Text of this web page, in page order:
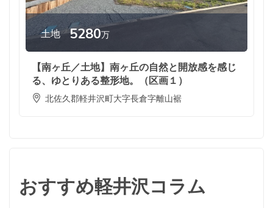
土地 5280万
【南ヶ丘／土地】南ヶ丘の自然と開放感を感じ
る、ゆとりある整形地。（区画１）
北佐久郡軽井沢町大字長倉字離山裾
おすすめ軽井沢コラム